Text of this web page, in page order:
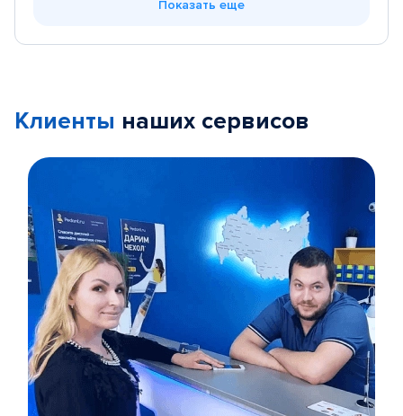
Показать еще
Клиенты наших сервисов